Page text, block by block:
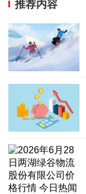
推荐内容